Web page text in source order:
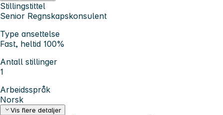
Stillingstittel
Senior Regnskapskonsulent
Type ansettelse
Fast, heltid 100%
Antall stillinger
1
Arbeidsspråk
Norsk
Vis flere detaljer